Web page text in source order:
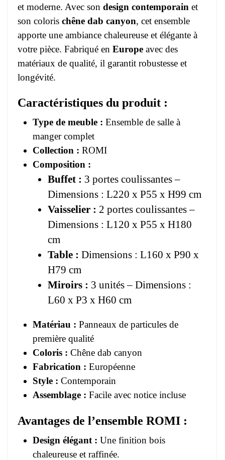
et moderne. Avec son design contemporain et
son coloris chêne dab canyon, cet ensemble
apporte une ambiance chaleureuse et élégante à
votre pièce. Fabriqué en Europe avec des
matériaux de qualité, il garantit robustesse et
longévité.
Caractéristiques du produit :
Type de meuble : Ensemble de salle à
manger complet
Collection : ROMI
Composition :
Buffet : 3 portes coulissantes –
Dimensions : L220 x P55 x H99 cm
Vaisselier : 2 portes coulissantes –
Dimensions : L120 x P55 x H180
cm
Table : Dimensions : L160 x P90 x
H79 cm
Miroirs : 3 unités – Dimensions :
L60 x P3 x H60 cm
Matériau : Panneaux de particules de
première qualité
Coloris : Chêne dab canyon
Fabrication : Européenne
Style : Contemporain
Assemblage : Facile avec notice incluse
Avantages de l’ensemble ROMI :
Design élégant : Une finition bois
chaleureuse et raffinée.